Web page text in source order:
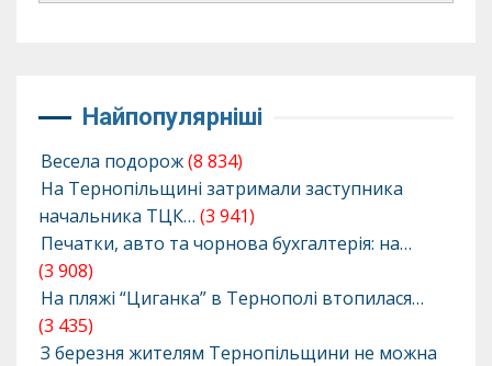
Найпопулярніші
Весела подорож(8 834)
На Тернопільщині затримали заступника
начальника ТЦК… (3 941)
Печатки, авто та чорнова бухгалтерія: на…
(3 908)
На пляжі “Циганка” в Тернополі втопилася…
(3 435)
З березня жителям Тернопільщини не можна